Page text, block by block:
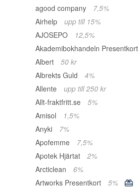
agood company
7,5%
Airhelp
upp till 15%
AJOSEPO
12,5%
Akademibokhandeln
Albert
50 kr
Albrekts Guld
4%
Allente
upp till 250 kr
Allt-fraktfritt.se
5%
Amisol
1,5%
Anyki
7%
Apofemme
7,5%
Apotek Hjärtat
2%
Arcticlean
6%
Artworks Presentkort
5%